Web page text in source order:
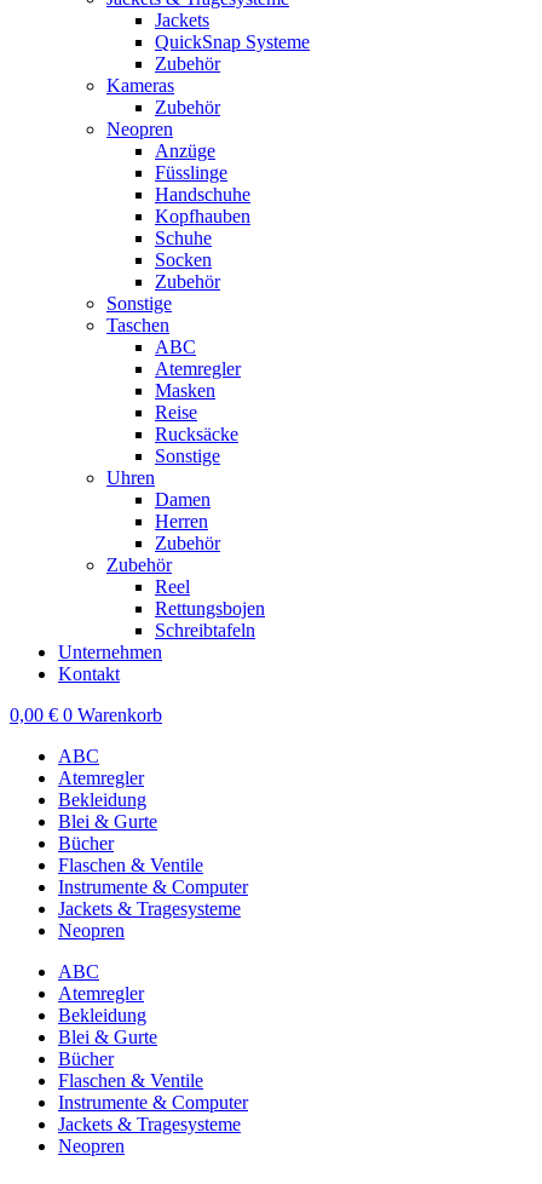
Jackets
QuickSnap Systeme
Zubehör
Kameras
Zubehör
Neopren
Anzüge
Füsslinge
Handschuhe
Kopfhauben
Schuhe
Socken
Zubehör
Sonstige
Taschen
ABC
Atemregler
Masken
Reise
Rucksäcke
Sonstige
Uhren
Damen
Herren
Zubehör
Zubehör
Reel
Rettungsbojen
Schreibtafeln
Unternehmen
Kontakt
0,00 € 0 Warenkorb
ABC
Atemregler
Bekleidung
Blei & Gurte
Bücher
Flaschen & Ventile
Instrumente & Computer
Jackets & Tragesysteme
Neopren
ABC
Atemregler
Bekleidung
Blei & Gurte
Bücher
Flaschen & Ventile
Instrumente & Computer
Jackets & Tragesysteme
Neopren